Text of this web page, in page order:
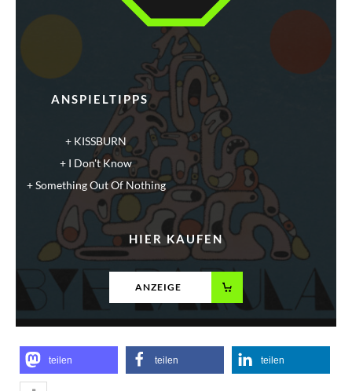
ANSPIELTIPPS
KISSBURN
I Don't Know
Something Out Of Nothing
HIER KAUFEN
ANZEIGE
teilen teilen teilen